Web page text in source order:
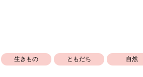
生きもの ともだち 自然